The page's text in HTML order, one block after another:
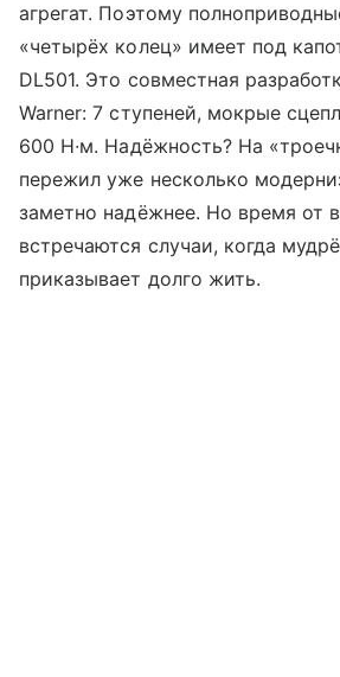
агрегат. Поэтому
«четырёх колец» имеет под
DL501. Это совместная
Warner: 7 ступеней, мокрые
600 Н∙м. Надёжность? На
пережил уже несколько
заметно надёжнее. Но время от
встречаются случаи, когда
приказывает долго жить.